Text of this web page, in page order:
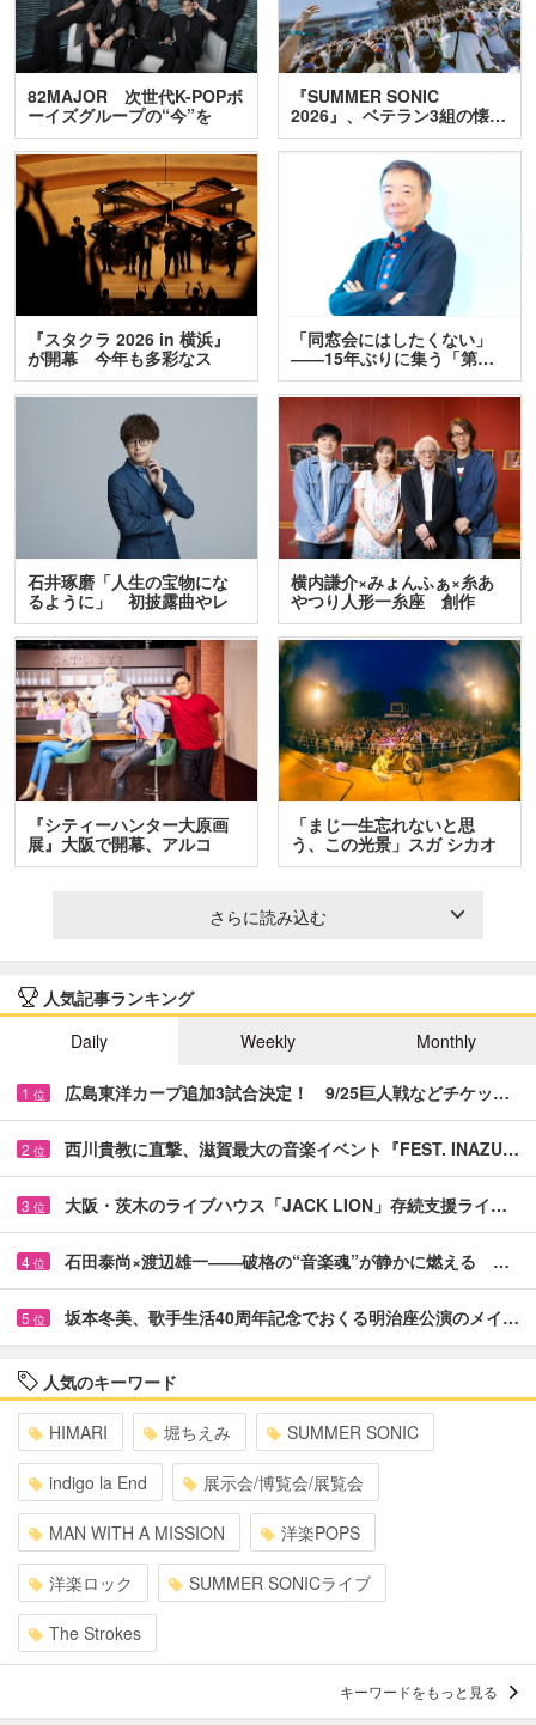
82MAJOR 次世代K-POPボ
ーイズグループの“今”を
訊…
『SUMMER SONIC
2026』、ベテラン3組の懐…
『スタクラ 2026 in 横浜』
が開幕 今年も多彩なス
テ…
「同窓会にはしたくない」
――15年ぶりに集う「第…
石井琢磨「人生の宝物にな
るように」 初披露曲やレ
ア…
横内謙介×みょんふぁ×糸あ
やつり人形一糸座 創作
人…
『シティーハンター大原画
展』大阪で開幕、アルコ
＆…
「まじ一生忘れないと思
う、この光景」スガ シカオ
と…
さらに読み込む
人気記事ランキング
Daily
Weekly Monthly
1 位 広島東洋カープ追加3試合決定！ 9/25巨人戦などチケッ…
2 位 西川貴教に直撃、滋賀最大の音楽イベント『FEST. INAZU…
3 位 大阪・茨木のライブハウス「JACK LION」存続支援ライ…
4 位 石田泰尚×渡辺雄一――破格の“音楽魂”が静かに燃える …
5 位 坂本冬美、歌手生活40周年記念でおくる明治座公演のメイ…
人気のキーワード
HIMARI 堀ちえみ SUMMER SONIC
indigo la End 展示会/博覧会/展覧会
MAN WITH A MISSION 洋楽POPS
洋楽ロック SUMMER SONICライブ
The Strokes
キーワードをもっと見る